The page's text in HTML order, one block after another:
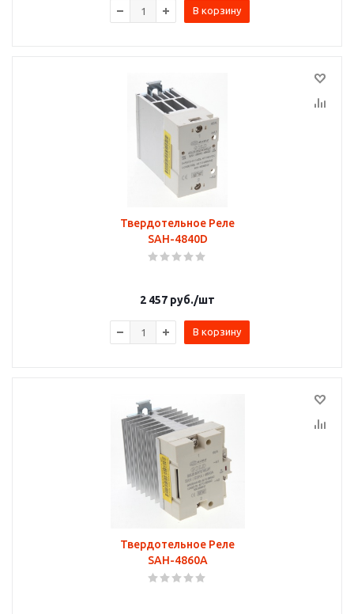
В корзину
Твердотельное Реле
SAH-4840D
2 457 руб./шт
В корзину
Твердотельное Реле
SAH-4860A